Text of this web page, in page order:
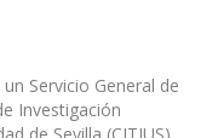
Servicio General de
Investigación